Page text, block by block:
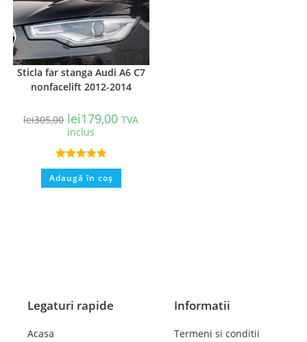
Sticla far stanga Audi A6 C7
nonfacelift 2012-2014
lei305,00 lei179,00 TVA
inclus
Evaluat la
5.00din 5
Adaugă în coș
Legaturi rapide
Acasa
Informatii
Termeni si conditii